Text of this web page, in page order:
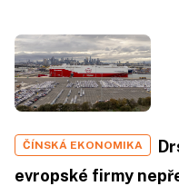
ČÍNSKÁ EKONOMIKA
evropské firmy